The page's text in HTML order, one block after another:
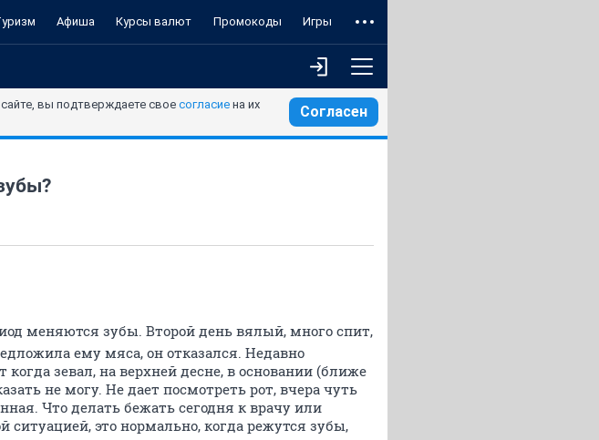
Афиша Курсы валют Промокоды Игры
вы подтверждаете свое согласие на их
Согласен
меняются зубы. Второй день вялый, много спит,
ему мяса, он отказался. Недавно
зевал, на верхней десне, в основании (ближе
не могу. Не дает посмотреть рот, вчера чуть
Что делать бежать сегодня к врачу или
ситуацией, это нормально, когда режутся зубы,